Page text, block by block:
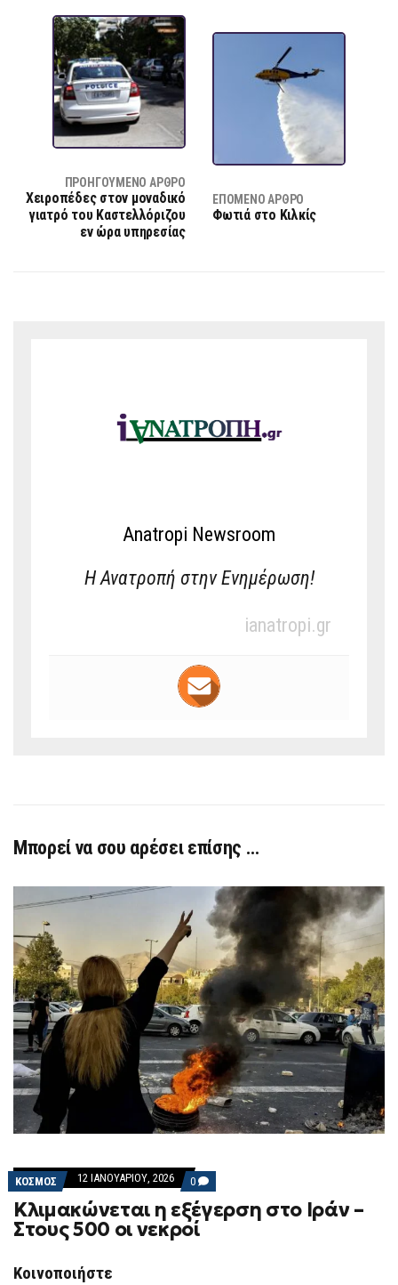
ΠΡΟΗΓΟΎΜΕΝΟ ΆΡΘΡΟ
Χειροπέδες στον μοναδικό
γιατρό του Καστελλόριζου
εν ώρα υπηρεσίας
ΕΠΌΜΕΝΟ ΆΡΘΡΟ
Φωτιά στο Κιλκίς
Anatropi Newsroom
Η Ανατροπή στην Ενημέρωση!
ianatropi.gr
Μπορεί να σου αρέσει επίσης …
ΚΟΣΜΟΣ 12 ΙΑΝΟΥΑΡΊΟΥ, 2026 0 COMMENTS
ON
ΚΛΙΜΑΚΏΝΕΤΑΙ
Η
ΕΞΈΓΕΡΣΗ
Κλιμακώνεται η εξέγερση στο Ιράν –
Στους 500 οι νεκροί
Κοινοποιήστε